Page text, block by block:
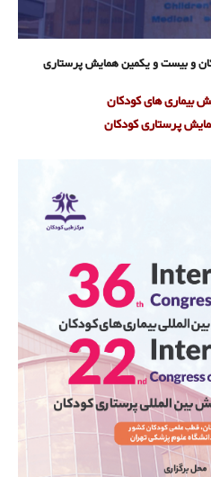
و بیست و یکمین همایش پرستاری
بیماری های کودکان
پرستاری کودکان